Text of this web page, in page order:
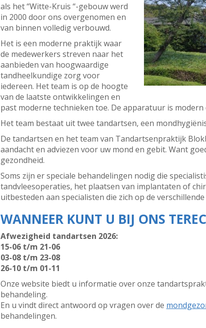
als het “Witte-Kruis “-gebouw werd
in 2000 door ons overgenomen en
van binnen volledig verbouwd.
Het is een moderne praktijk waar
de medewerkers streven naar het
aanbieden van hoogwaardige
tandheelkundige zorg voor
iedereen. Het team is op de hoogte
van de laatste ontwikkelingen en
past moderne technieken toe. De apparatuur is
Het team bestaat uit twee tandartsen, een
De tandartsen en het team van Tandartsenpraktijk
aandacht en adviezen voor uw mond en gebit. Want
gezondheid.
Soms zijn er speciale behandelingen nodig die
tandvleesoperaties, het plaatsen van implantaten of
uitbesteden aan specialisten die zich op de
WANNEER KUNT U BIJ ONS
Afwezigheid tandartsen 2026:
15-06 t/m 21-06
03-08 t/m 23-08
26-10 t/m 01-11
Onze website biedt u informatie over onze
behandeling.
En u vindt direct antwoord op vragen over de
behandelingen.